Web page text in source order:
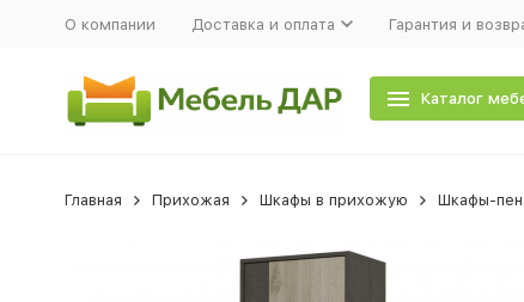
О компании Доставка и оплата Гарантия и
Каталог
Главная Прихожая Шкафы в прихожую Шкафы-